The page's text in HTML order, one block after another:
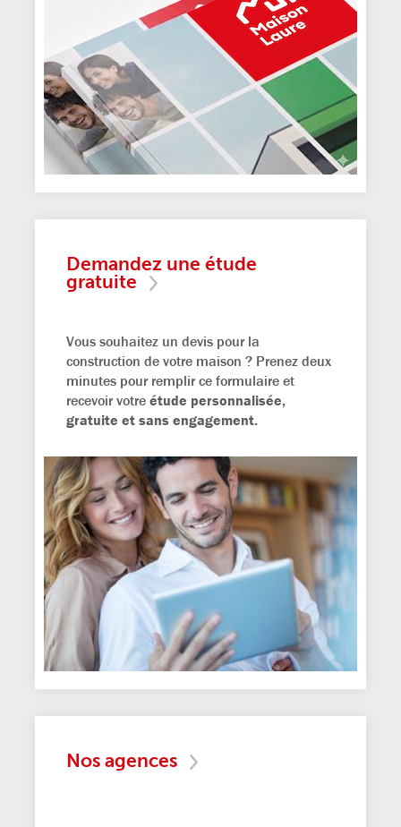
Demandez une étude
gratuite
Vous souhaitez un devis pour la
construction de votre maison ? Prenez deux
minutes pour remplir ce formulaire et
recevoir votre étude personnalisée,
gratuite et sans engagement.
Nos agences